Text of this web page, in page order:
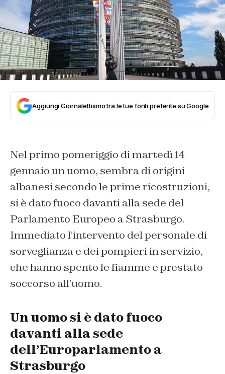
Aggiungi Giornalettismo tra le tue fonti preferite su Google
Nel primo pomeriggio di martedì 14
gennaio un uomo, sembra di origini
albanesi secondo le prime ricostruzioni,
si è dato fuoco davanti alla sede del
Parlamento Europeo a Strasburgo.
Immediato l’intervento del personale di
sorveglianza e dei pompieri in servizio,
che hanno spento le fiamme e prestato
soccorso all’uomo.
Un uomo si è dato fuoco
davanti alla sede
dell’Europarlamento a
Strasburgo